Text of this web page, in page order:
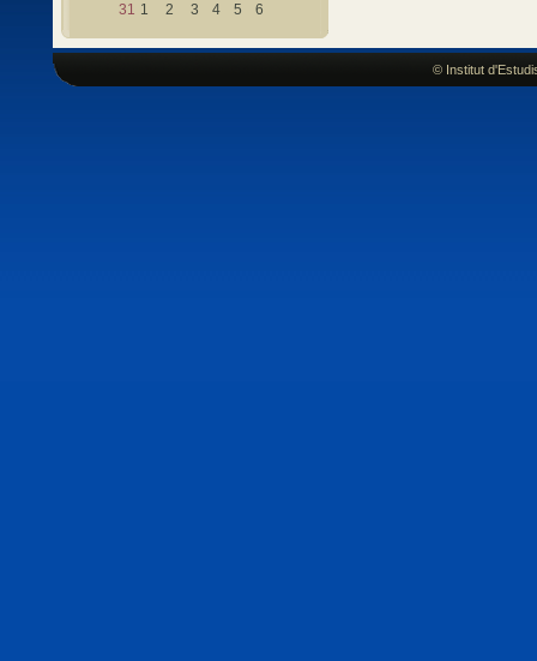
31 1 2 3 4 5 6
© Institut